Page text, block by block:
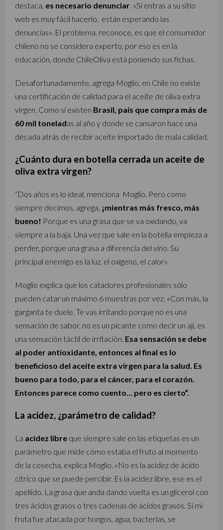
destaca, es necesario denunciar. «Si entras a su sitio
web es muy fácil hacerlo, están esperando las
denuncias». El problema, reconoce, es que el consumidor
chileno no se considera experto, por eso es en la
educación, donde ChileOliva está poniendo sus fichas.
Desafortunadamente, agrega Moglio, en Chile no existe
una certificación de calidad para el aceite de oliva extra
virgen. Como sí existen Brasil, país que compra más de
60 mil toneladas al año y donde se cansaron hace una
década atrás de recibir aceite importado de mala calidad.
¿Cuánto dura en botella cerrada un aceite de
oliva extra virgen?
“Dos años es lo ideal, menciona Moglio. Pero como
siempre decimos, agrega, ¡mientras más fresco, más
bueno! Porque es una grasa que se va oxidando, va
siempre a la baja. Una vez que sale en la botella empieza a
perder, porque una grasa a diferencia del vino. Su
principal enemigo es la luz, el oxígeno, el calor».
Moglio explica que los catadores profesionales sólo
pueden catar un máximo 6 muestras por vez. «Con más, la
garganta te duele. Te vas irritando porque no es una
sensación de sabor, no es un picante como decir un ají, es
una sensación táctil de irritación. Esa sensación se debe
al poder antioxidante, entonces al final es lo
beneficioso del aceite extra virgen para la salud. Es
bueno para todo, para el cáncer, para el corazón.
Entonces parece como cuento… pero es cierto”.
La acidez, ¿parámetro de calidad?
La acidez libre que siempre sale en las etiquetas es un
parámetro que mide cómo estaba el fruto al momento
de la cosecha, explica Moglio. «No es la acidez de ácido
cítrico que se puede percibir. Es la acidez libre, ese es el
apellido. La grasa que anda dando vuelta es un glicerol con
tres ácidos grasos o tres cadenas de ácidos grasos. Si mi
fruta fue atacada por hongos, agua, bacterias, se